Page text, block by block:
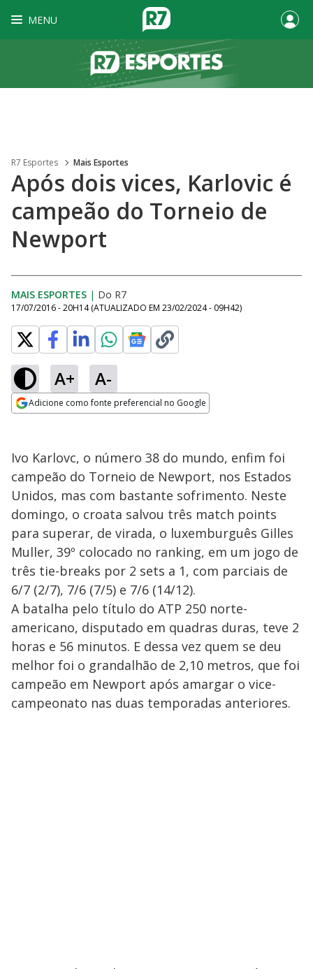
MENU
R7 Esportes Mais Esportes
Após dois vices, Karlovic é
campeão do Torneio de
Newport
MAIS ESPORTES | Do R7
17/07/2016 - 20H14 (ATUALIZADO EM 23/02/2024 - 09H42)
A+ A-
Adicione como fonte preferencial no Google
Ivo Karlovc, o número 38 do mundo, enfim foi
campeão do Torneio de Newport, nos Estados
Unidos, mas com bastante sofrimento. Neste
domingo, o croata salvou três match points
para superar, de virada, o luxemburguês Gilles
Muller, 39º colocado no ranking, em um jogo de
três tie-breaks por 2 sets a 1, com parciais de
6/7 (2/7), 7/6 (7/5) e 7/6 (14/12).
A batalha pelo título do ATP 250 norte-
americano, disputado em quadras duras, teve 2
horas e 56 minutos. E dessa vez quem se deu
melhor foi o grandalhão de 2,10 metros, que foi
campeão em Newport após amargar o vice-
campeonato nas duas temporadas anteriores.